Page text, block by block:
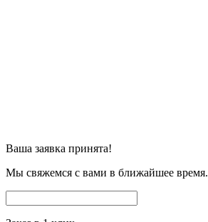
Ваша заявка принята!
Мы свяжемся с вами в ближайшее время.